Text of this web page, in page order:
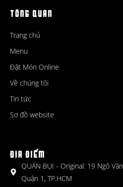
TỔNG QUAN
Trang chủ
Menu
Đặt Món Online
Về chúng tôi
Tin tức
Sơ đồ website
ĐỊA ĐIỂM
QUÁN BỤI - Original: 19 Ngô
Quận 1, TP.HCM